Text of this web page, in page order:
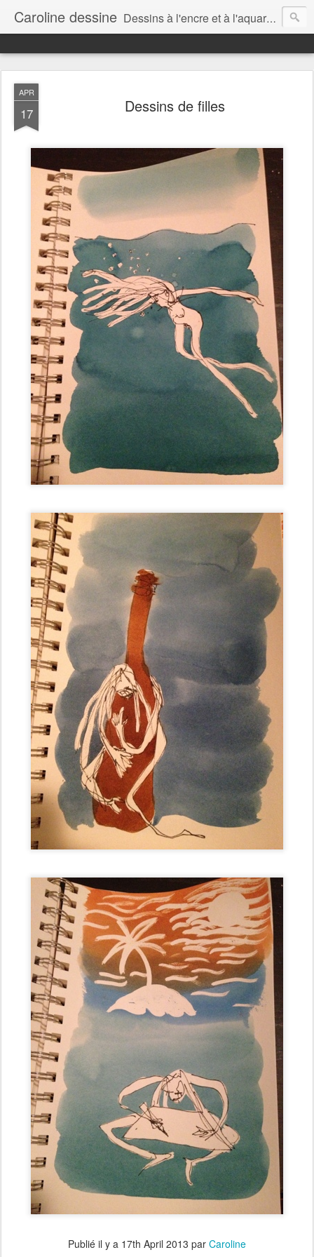
Caroline dessine Dessins à l'encre et à l'aquarelle par Caroline Lavergne, à Montréal et ailleurs (2007-2018)
APR
17 Dessins de filles
Publié il y a 17th April 2013 par Caroline